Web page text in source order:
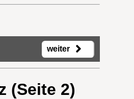
weiter
(Seite 2)